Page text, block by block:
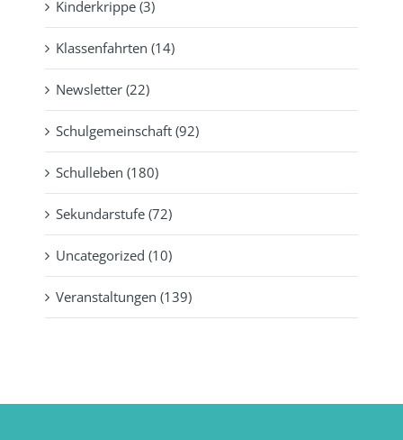
Kinderkrippe (3)
Klassenfahrten (14)
Newsletter (22)
Schulgemeinschaft (92)
Schulleben (180)
Sekundarstufe (72)
Uncategorized (10)
Veranstaltungen (139)